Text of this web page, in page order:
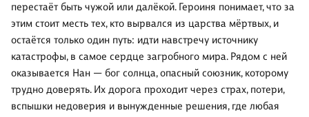
перестаёт быть чужой или далёкой. Героиня понимает, что за
этим стоит месть тех, кто вырвался из царства мёртвых, и
остаётся только один путь: идти навстречу источнику
катастрофы, в самое сердце загробного мира. Рядом с ней
оказывается Нан — бог солнца, опасный союзник, которому
трудно доверять. Их дорога проходит через страх, потери,
вспышки недоверия и вынужденные решения, где любая